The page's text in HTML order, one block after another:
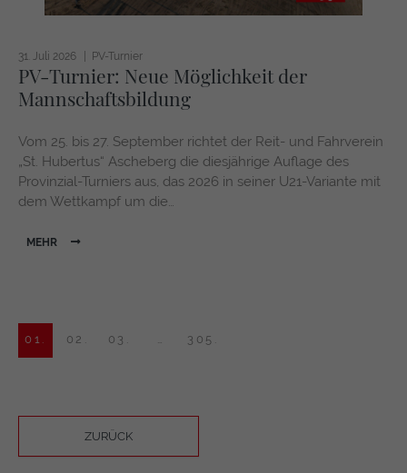
31. Juli 2026 PV-Turnier
PV-Turnier: Neue Möglichkeit der
Mannschaftsbildung
Vom 25. bis 27. September richtet der Reit- und Fahrverein
„St. Hubertus“ Ascheberg die diesjährige Auflage des
Provinzial-Turniers aus, das 2026 in seiner U21-Variante mit
dem Wettkampf um die…
MEHR
01. 02. 03. … 305.
ZURÜCK